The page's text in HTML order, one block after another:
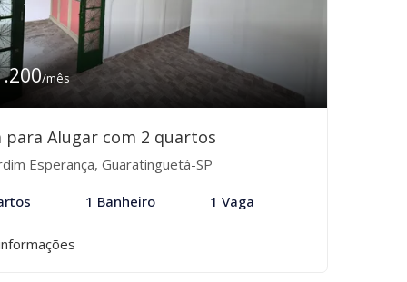
/mês
para Alugar com 2 quartos
Esperança, Guaratinguetá-SP
1 Banheiro 1 Vaga